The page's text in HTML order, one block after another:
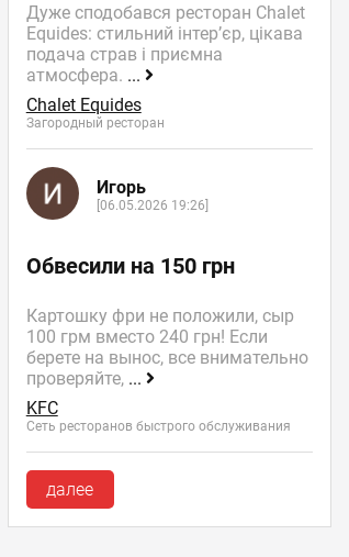
Дуже сподобався ресторан Chalet
Equides: стильний інтер’єр, цікава
подача страв і приємна
атмосфера. ...
Chalet Equides
Загородный ресторан
Игорь
[06.05.2026 19:26]
Обвесили на 150 грн
Картошку фри не положили, сыр
100 грм вместо 240 грн! Если
берете на вынос, все внимательно
проверяйте, ...
KFC
Сеть ресторанов быстрого обслуживания
далее